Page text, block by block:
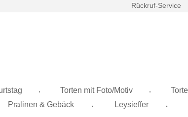
Rückruf-Service
. Torten mit Foto/Motiv .
Pralinen & Gebäck . Leysieffer .